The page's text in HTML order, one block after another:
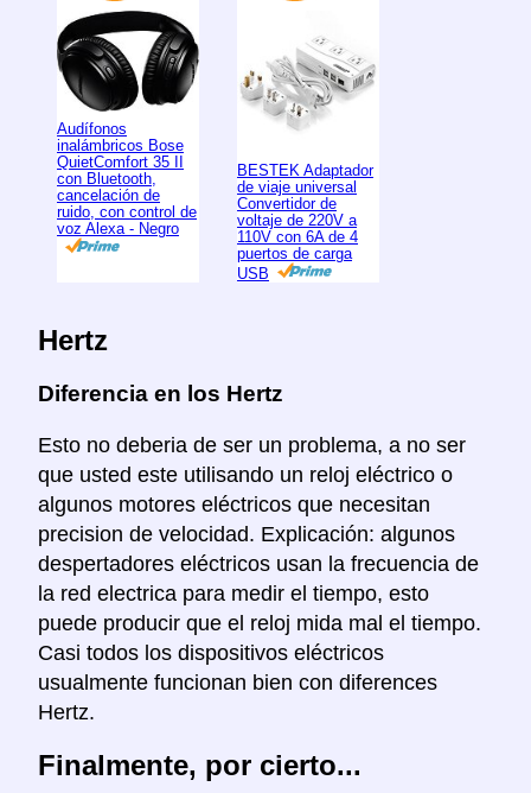
Audífonos
inalámbricos Bose
QuietComfort 35 II
con Bluetooth,
cancelación de
ruido, con control de
voz Alexa - Negro
BESTEK Adaptador
de viaje universal
Convertidor de
voltaje de 220V a
110V con 6A de 4
puertos de carga
USB
Hertz
Diferencia en los Hertz
Esto no deberia de ser un problema, a no ser
que usted este utilisando un reloj eléctrico o
algunos motores eléctricos que necesitan
precision de velocidad. Explicación: algunos
despertadores eléctricos usan la frecuencia de
la red electrica para medir el tiempo, esto
puede producir que el reloj mida mal el tiempo.
Casi todos los dispositivos eléctricos
usualmente funcionan bien con diferences
Hertz.
Finalmente, por cierto...